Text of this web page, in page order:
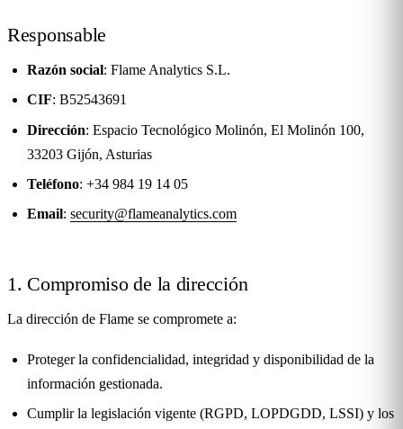
Responsable
Razón social: Flame Analytics S.L.
CIF: B52543691
Dirección: Espacio Tecnológico Molinón, El Molinón 100,
33203 Gijón, Asturias
Teléfono: +34 984 19 14 05
Email:security@flameanalytics.com
1. Compromiso de la dirección
La dirección de Flame se compromete a:
Proteger la confidencialidad, integridad y disponibilidad de la
información gestionada.
Cumplir la legislación vigente (RGPD, LOPDGDD, LSSI) y los